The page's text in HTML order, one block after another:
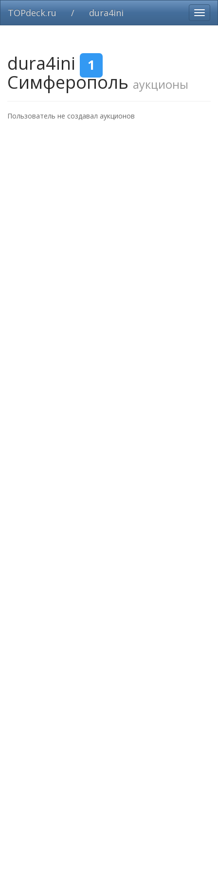
TOPdeck.ru / dura4ini
dura4ini 1
Симферополь аукционы
Пользователь не создавал аукционов